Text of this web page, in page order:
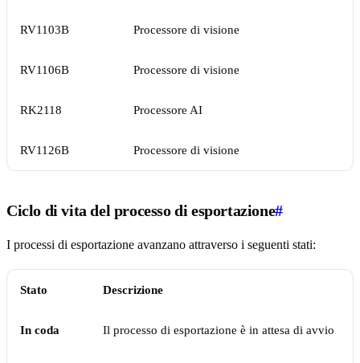
RV1103B Processore di visione
RV1106B Processore di visione
RK2118 Processore AI
RV1126B Processore di visione
Ciclo di vita del processo di esportazione#
I processi di esportazione avanzano attraverso i seguenti stati:
Stato Descrizione
In coda Il processo di esportazione è in attesa di avvio